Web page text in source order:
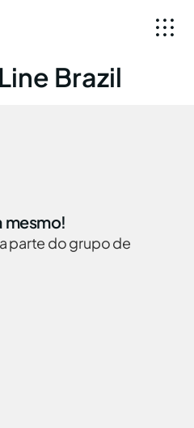
Brazil
mesmo!
parte do grupo de